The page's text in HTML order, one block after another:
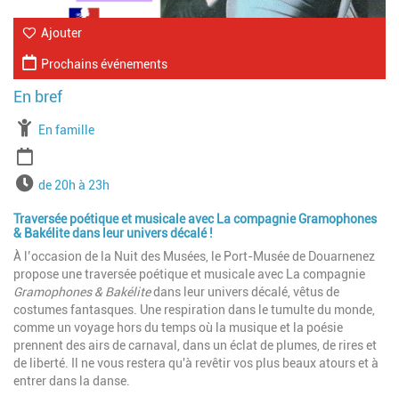
Ajouter
Prochains événements
À partir de
En famille
Horairesde 20h à 23h
Traversée poétique et musicale avec La compagnie Gramophones
& Bakélite dans leur univers décalé !
À l’occasion de la Nuit des Musées, le Port-Musée de Douarnenez
propose une traversée poétique et musicale avec La compagnie
Gramophones & Bakélitedans leur univers décalé, vêtus de
costumes fantasques. Une respiration dans le tumulte du monde,
comme un voyage hors du temps où la musique et la poésie
prennent des airs de carnaval, dans un éclat de plumes, de rires et
de liberté. Il ne vous restera qu'à revêtir vos plus beaux atours et à
entrer dans la danse.